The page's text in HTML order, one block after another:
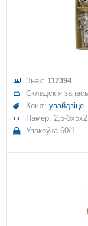
Знак: 117394
Складскія
Кошт:увайдзіце
Памер: 2,5-
Упакоўка 60/1